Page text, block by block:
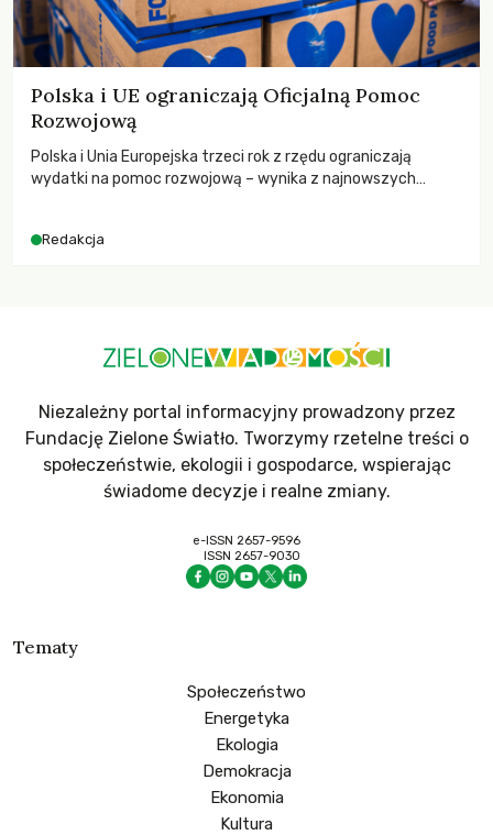
Polska i UE ograniczają Oficjalną Pomoc
Rozwojową
Polska i Unia Europejska trzeci rok z rzędu ograniczają
wydatki na pomoc rozwojową – wynika z najnowszych
odnotowano największe tąpnięcie ODA w historii. Jakie będą
Redakcja
Niezależny portal informacyjny prowadzony przez
Fundację Zielone Światło. Tworzymy rzetelne treści o
społeczeństwie, ekologii i gospodarce, wspierając
świadome decyzje i realne zmiany.
e-ISSN 2657-9596
ISSN 2657-9030
Tematy
Społeczeństwo
Energetyka
Ekologia
Demokracja
Ekonomia
Kultura